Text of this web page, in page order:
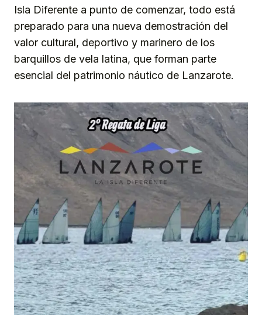
Isla Diferente a punto de comenzar, todo está
preparado para una nueva demostración del
valor cultural, deportivo y marinero de los
barquillos de vela latina, que forman parte
esencial del patrimonio náutico de Lanzarote.